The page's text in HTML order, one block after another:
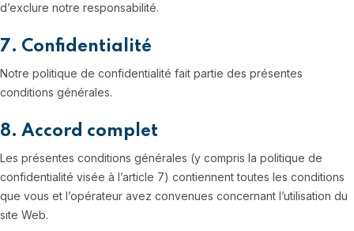
d’exclure notre responsabilité.
7. Confidentialité
Notre politique de confidentialité fait partie des présentes
conditions générales.
8. Accord complet
Les présentes conditions générales (y compris la politique de
confidentialité visée à l’article 7) contiennent toutes les conditions
que vous et l’opérateur avez convenues concernant l’utilisation du
site Web.